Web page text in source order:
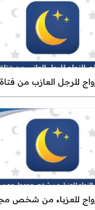
للرجل العازب من
للعزباء من شخص